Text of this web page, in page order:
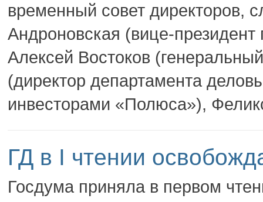
временный совет директоров,
Андроновская (вице-
Алексей Востоков
(директор департамента
инвесторами «Полюса»),
ГД в I чтении
Госдума приняла в первом